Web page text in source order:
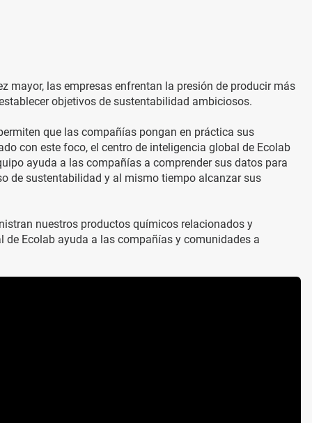
mayor, las empresas enfrentan la presión de producir más
objetivos de sustentabilidad ambiciosos.
que las compañías pongan en práctica sus
con este foco, el centro de inteligencia global de Ecolab
ayuda a las compañías a comprender sus datos para
de sustentabilidad y al mismo tiempo alcanzar sus
nuestros productos químicos relacionados y
Ecolab ayuda a las compañías y comunidades a